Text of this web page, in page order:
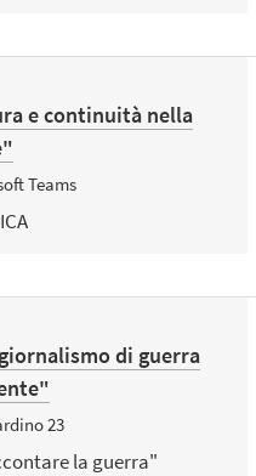
e continuità nella
Teams
di guerra
23
la guerra"